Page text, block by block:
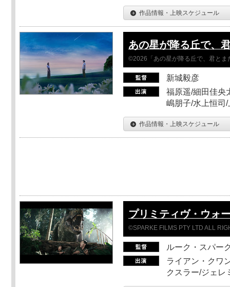
作品情報・上映スケジュール
あの星が降る丘で、
©2026「あの星が降る丘で、君とま
新城毅彦
福原遥/細田佳央
嶋朋子/水上恒司
作品情報・上映スケジュール
プリミティヴ・ウォ
©SPARKE FILMS PTY LTD ALL
ルーク・スパー
ライアン・クワ
クスラー/ジェレ